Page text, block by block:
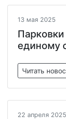
13 мая 2025
Парковки
единому
Читать
22 апреля 2025